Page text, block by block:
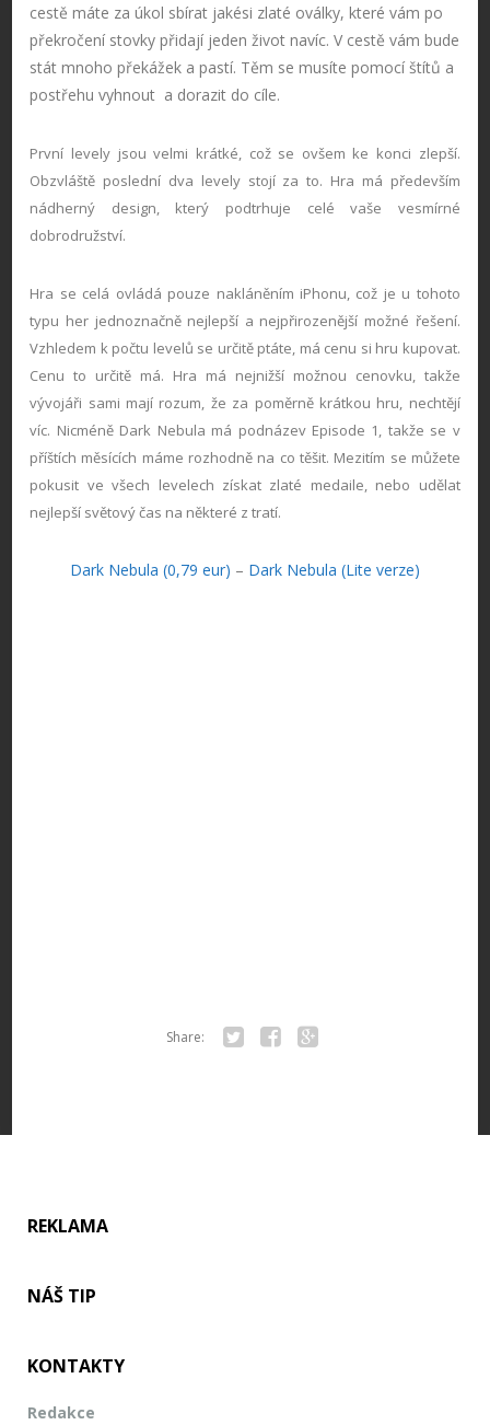
cestě máte za úkol sbírat jakési zlaté oválky, které vám po
překročení stovky přidají jeden život navíc. V cestě vám bude
stát mnoho překážek a pastí. Těm se musíte pomocí štítů a
postřehu vyhnout a dorazit do cíle.
První levely jsou velmi krátké, což se ovšem ke konci zlepší.
Obzvláště poslední dva levely stojí za to. Hra má především
nádherný design, který podtrhuje celé vaše vesmírné
dobrodružství.
Hra se celá ovládá pouze nakláněním iPhonu, což je u tohoto
typu her jednoznačně nejlepší a nejpřirozenější možné řešení.
Vzhledem k počtu levelů se určitě ptáte, má cenu si hru kupovat.
Cenu to určitě má. Hra má nejnižší možnou cenovku, takže
vývojáři sami mají rozum, že za poměrně krátkou hru, nechtějí
víc. Nicméně Dark Nebula má podnázev Episode 1, takže se v
příštích měsících máme rozhodně na co těšit. Mezitím se můžete
pokusit ve všech levelech získat zlaté medaile, nebo udělat
nejlepší světový čas na některé z tratí.
Dark Nebula (0,79 eur) – Dark Nebula (Lite verze)
Share:
REKLAMA
NÁŠ TIP
KONTAKTY
Redakce